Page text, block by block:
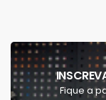
Fique a